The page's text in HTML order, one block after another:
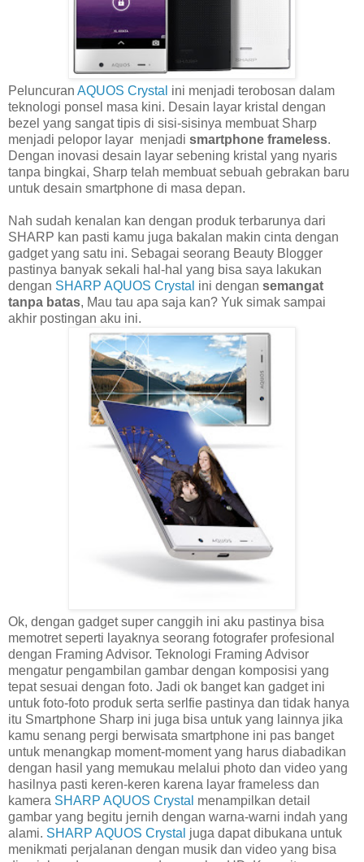
Peluncuran AQUOS Crystal ini menjadi terobosan dalam
teknologi ponsel masa kini. Desain layar kristal dengan
bezel yang sangat tipis di sisi-sisinya membuat Sharp
menjadi pelopor layar menjadi smartphone frameless.
Dengan inovasi desain layar sebening kristal yang nyaris
tanpa bingkai, Sharp telah membuat sebuah gebrakan baru
untuk desain smartphone di masa depan.
Nah sudah kenalan kan dengan produk terbarunya dari
SHARP kan pasti kamu juga bakalan makin cinta dengan
gadget yang satu ini. Sebagai seorang Beauty Blogger
pastinya banyak sekali hal-hal yang bisa saya lakukan
dengan SHARP AQUOS Crystal ini dengan semangat
tanpa batas, Mau tau apa saja kan? Yuk simak sampai
akhir postingan aku ini.
Ok, dengan gadget super canggih ini aku pastinya bisa
memotret seperti layaknya seorang fotografer profesional
dengan Framing Advisor. Teknologi Framing Advisor
mengatur pengambilan gambar dengan komposisi yang
tepat sesuai dengan foto. Jadi ok banget kan gadget ini
untuk foto-foto produk serta serlfie pastinya dan tidak hanya
itu Smartphone Sharp ini juga bisa untuk yang lainnya jika
kamu senang pergi berwisata smartphone ini pas banget
untuk menangkap moment-moment yang harus diabadikan
dengan hasil yang memukau melalui photo dan video yang
hasilnya pasti keren-keren karena layar frameless dan
kamera SHARP AQUOS Crystal menampilkan detail
gambar yang begitu jernih dengan warna-warni indah yang
alami. SHARP AQUOS Crystal juga dapat dibukana untuk
menikmati perjalanan dengan musik dan video yang bisa